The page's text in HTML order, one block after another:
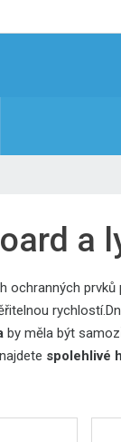
a
ochranných
by měla být
spolehlivé